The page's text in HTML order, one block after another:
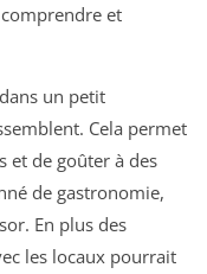
et
un petit
Cela permet
et de goûter à des
de gastronomie,
En plus des
les locaux pourrait